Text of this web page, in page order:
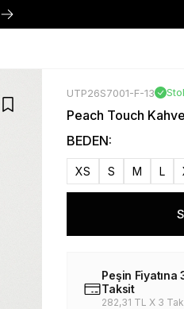
UTP26S7001-F-13
Peach Touch
BEDEN:
XS S M L
Peşin Fiyatına
Taksit
282,31 TL X 3